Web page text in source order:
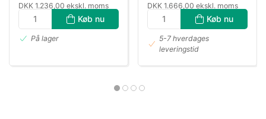
DKK 1.236,00 ekskl. moms
Køb nu
På lager
DKK 1.666,00 ekskl. moms
Køb nu
5-7 hverdages
leveringstid